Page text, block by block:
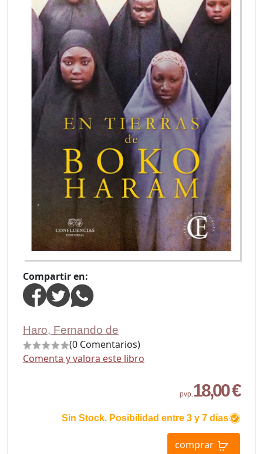
Compartir en:
Haro, Fernando de
(0 Comentarios)
Comenta y valora este libro
pvp. 18,00 €
Sin Stock. Posibilidad entre 3 y 7 días
comprar